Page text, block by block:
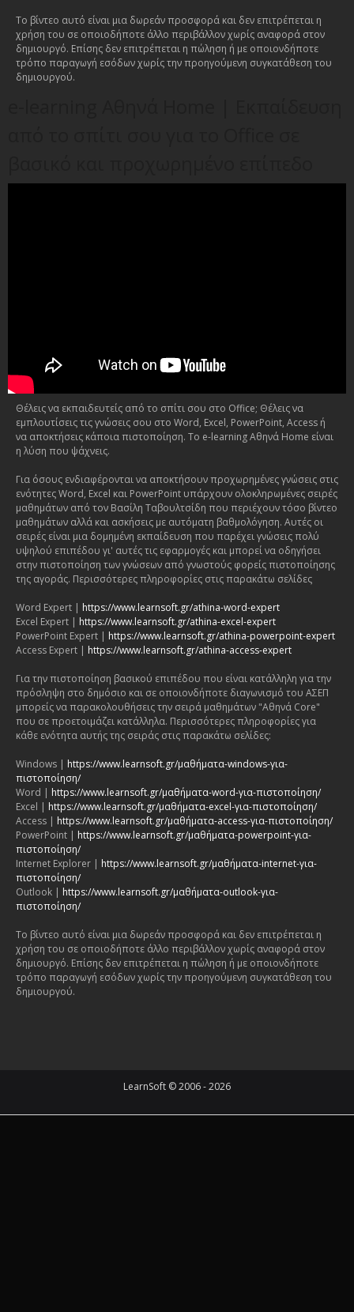
Το βίντεο αυτό είναι μια δωρεάν προσφορά και δεν επιτρέπεται η
χρήση του σε οποιοδήποτε άλλο περιβάλλον χωρίς αναφορά στον
δημιουργό. Επίσης δεν επιτρέπεται η πώληση ή με οποιονδήποτε
τρόπο παραγωγή εσόδων χωρίς την προηγούμενη συγκατάθεση του
δημιουργού.
Θέλεις να εκπαιδευτείς από το σπίτι σου στο Office; Θέλεις να
εμπλουτίσεις τις γνώσεις σου στο Word, Excel, PowerPoint, Access ή
να αποκτήσεις κάποια πιστοποίηση. Το e-learning Αθηνά Home είναι
η λύση που ψάχνεις.
Για όσους ενδιαφέρονται να αποκτήσουν προχωρημένες γνώσεις στις
ενότητες Word, Excel και PowerPoint υπάρχουν ολοκληρωμένες σειρές
μαθημάτων από τον Βασίλη Ταβουλτσίδη που περιέχουν τόσο βίντεο
μαθημάτων αλλά και ασκήσεις με αυτόματη βαθμολόγηση. Αυτές οι
σειρές είναι μια δομημένη εκπαίδευση που παρέχει γνώσεις πολύ
υψηλού επιπέδου γι' αυτές τις εφαρμογές και μπορεί να οδηγήσει
στην πιστοποίηση των γνώσεων από γνωστούς φορείς πιστοποίησης
της αγοράς. Περισσότερες πληροφορίες στις παρακάτω σελίδες
Word Expert | https://www.learnsoft.gr/athina-word-expert
Excel Expert | https://www.learnsoft.gr/athina-excel-expert
PowerPoint Expert | https://www.learnsoft.gr/athina-powerpoint-expert
Access Expert | https://www.learnsoft.gr/athina-access-expert
Για την πιστοποίηση βασικού επιπέδου που είναι κατάλληλη για την
πρόσληψη στο δημόσιο και σε οποιονδήποτε διαγωνισμό του ΑΣΕΠ
μπορείς να παρακολουθήσεις την σειρά μαθημάτων "Αθηνά Core"
που σε προετοιμάζει κατάλληλα. Περισσότερες πληροφορίες για
κάθε ενότητα αυτής της σειράς στις παρακάτω σελίδες:
Windows | https://www.learnsoft.gr/μαθήματα-windows-για-
πιστοποίηση/
Word | https://www.learnsoft.gr/μαθήματα-word-για-πιστοποίηση/
Excel | https://www.learnsoft.gr/μαθήματα-excel-για-πιστοποίηση/
Access | https://www.learnsoft.gr/μαθήματα-access-για-πιστοποίηση/
PowerPoint | https://www.learnsoft.gr/μαθήματα-powerpoint-για-
πιστοποίηση/
Internet Explorer | https://www.learnsoft.gr/μαθήματα-internet-για-
πιστοποίηση/
Outlook | https://www.learnsoft.gr/μαθήματα-outlook-για-
πιστοποίηση/
Το βίντεο αυτό είναι μια δωρεάν προσφορά και δεν επιτρέπεται η
χρήση του σε οποιοδήποτε άλλο περιβάλλον χωρίς αναφορά στον
δημιουργό. Επίσης δεν επιτρέπεται η πώληση ή με οποιονδήποτε
τρόπο παραγωγή εσόδων χωρίς την προηγούμενη συγκατάθεση του
δημιουργού.
LearnSoft © 2006 - 2026